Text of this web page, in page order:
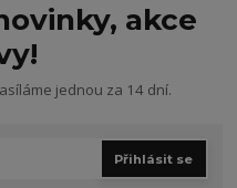
akce
jednou za 14 dní.
Přihlásit se